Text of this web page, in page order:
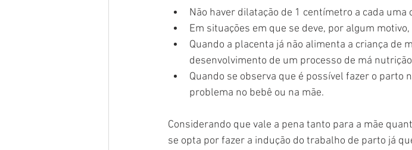
Não haver dilatação de 1 centímetro a cada uma
Em situações em que se deve, por algum
Quando a placenta já não alimenta a criança de
desenvolvimento de um processo de má
Quando se observa que é possível fazer o parto
problema no bebê ou na mãe.
Considerando que vale a pena tanto para a mãe
se opta por fazer a indução do trabalho de parto já